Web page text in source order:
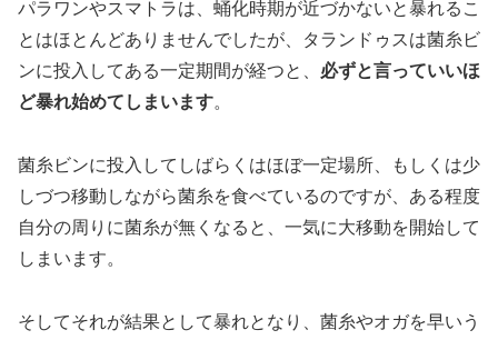
パラワンやスマトラは、蛹化時期が近づかないと暴れるこ
とはほとんどありませんでしたが、タランドゥスは菌糸ビ
ンに投入してある一定期間が経つと、 必ずと言っていいほ
ど暴れ始めてしまいます。
菌糸ビンに投入してしばらくはほぼ一定場所、もしくは少
しづつ移動しながら菌糸を食べているのですが、ある程度
自分の周りに菌糸が無くなると、一気に大移動を開始して
しまいます。
そしてそれが結果として暴れとなり、菌糸やオガを早いう